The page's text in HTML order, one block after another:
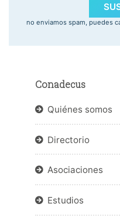
no enviamos spam, puedes
Conadecus
Quiénes somos
Directorio
Asociaciones
Estudios